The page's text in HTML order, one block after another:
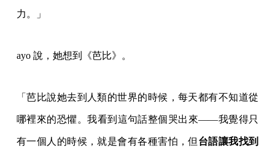
力。」
ayo 說，她想到《芭比》。
「芭比說她去到人類的世界的時候，每天都有不知道從
哪裡來的恐懼。我看到這句話整個哭出來——我覺得只
有一個人的時候，就是會有各種害怕，但 台語讓我找到